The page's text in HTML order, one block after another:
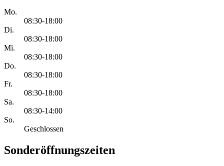
Mo.
08:30-18:00
Di.
08:30-18:00
Mi.
08:30-18:00
Do.
08:30-18:00
Fr.
08:30-18:00
Sa.
08:30-14:00
So.
Geschlossen
Sonderöffnungszeiten